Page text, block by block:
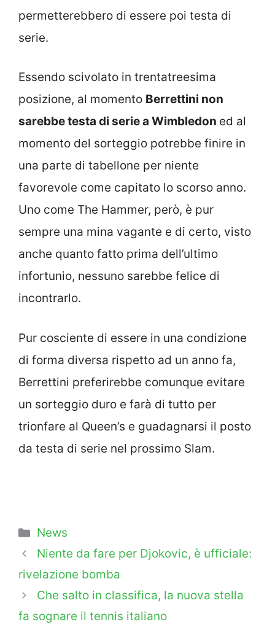
permetterebbero di essere poi testa di
serie.
Essendo scivolato in trentatreesima
posizione, al momento Berrettini non
sarebbe testa di serie a Wimbledon ed al
momento del sorteggio potrebbe finire in
una parte di tabellone per niente
favorevole come capitato lo scorso anno.
Uno come The Hammer, però, è pur
sempre una mina vagante e di certo, visto
anche quanto fatto prima dell’ultimo
infortunio, nessuno sarebbe felice di
incontrarlo.
Pur cosciente di essere in una condizione
di forma diversa rispetto ad un anno fa,
Berrettini preferirebbe comunque evitare
un sorteggio duro e farà di tutto per
trionfare al Queen’s e guadagnarsi il posto
da testa di serie nel prossimo Slam.
Categorie
News
Niente da fare per Djokovic, è ufficiale:
rivelazione bomba
Che salto in classifica, la nuova stella
fa sognare il tennis italiano